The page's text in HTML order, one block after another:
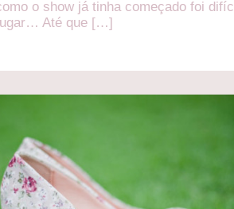
o show já tinha começado foi
Até que […]